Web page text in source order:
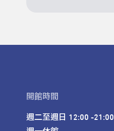
開館時間
週二至週日 12:00 -21:00